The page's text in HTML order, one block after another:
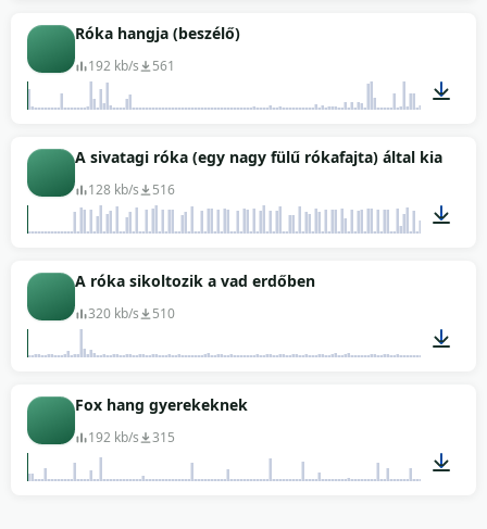
Róka hangja (beszélő)
192 kb/s 561
01:40
A sivatagi róka (egy nagy fülű rókafajta) által kiadott
128 kb/s 516
A róka sikoltozik a vad erdőben
320 kb/s 510
Fox hang gyerekeknek
192 kb/s 315